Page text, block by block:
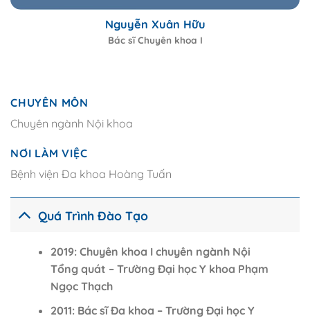
Nguyễn Xuân Hữu
Bác sĩ Chuyên khoa I
CHUYÊN MÔN
Chuyên ngành Nội khoa
NƠI LÀM VIỆC
Bệnh viện Đa khoa Hoàng Tuấn
Quá Trình Đào Tạo
2019: Chuyên khoa I chuyên ngành Nội
Tổng quát – Trường Đại học Y khoa Phạm
Ngọc Thạch
2011: Bác sĩ Đa khoa – Trường Đại học Y